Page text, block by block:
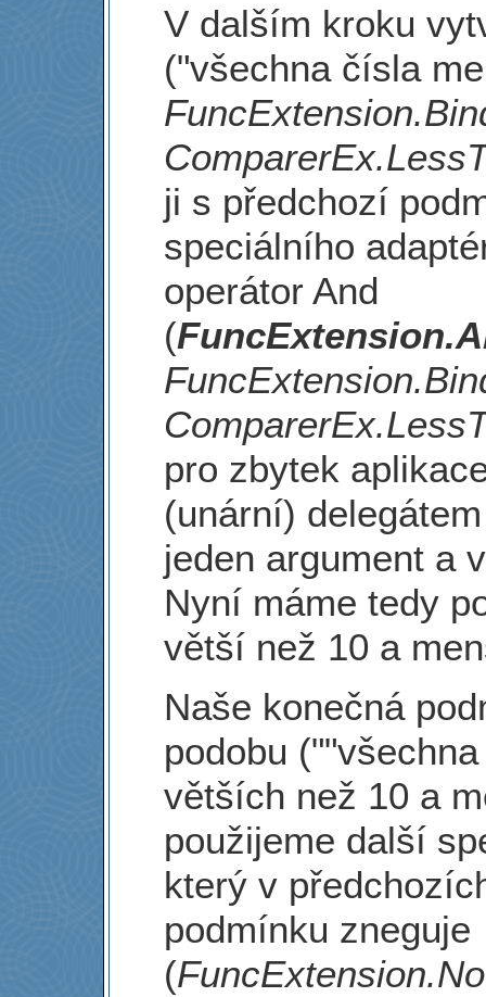
V dalším kroku
("všechna čísla
ji s předchozí
speciálního
operátor And
(
pro zbytek
(unární)
jeden argument a
Nyní máme tedy
větší než 10 a
Naše konečná
podobu
větších než 10 a
použijeme další
který v
podmínku zneguje
(